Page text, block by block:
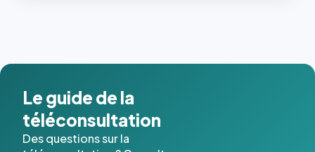
cas. #}
Le guide de la
téléconsultation
Des questions sur la